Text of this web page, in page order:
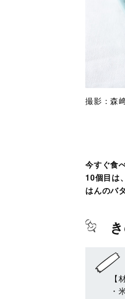
撮影：森
今すぐ食
10個目は
はんのバ
【
・